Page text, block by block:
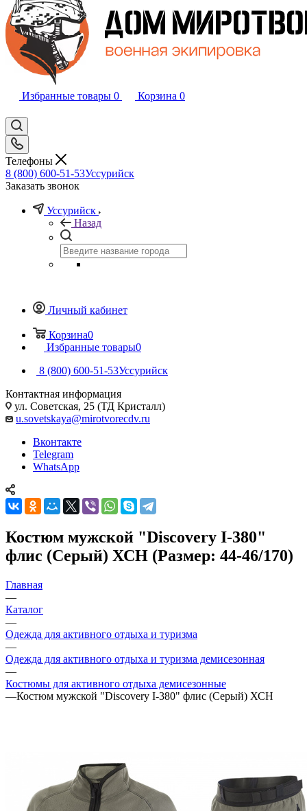
Избранные товары 0 Корзина 0
Телефоны
8 (800) 600-51-53Уссурийск
Заказать звонок
Уссурийск
Назад
Личный кабинет
Корзина0
Избранные товары0
8 (800) 600-51-53Уссурийск
Контактная информация
ул. Советская, 25 (ТД Кристалл)
u.sovetskaya@mirotvorecdv.ru
Вконтакте
Telegram
WhatsApp
Костюм мужской "Discovery I-380"
флис (Серый) ХСН (Размер: 44-46/170)
Главная
—
Каталог
—
Одежда для активного отдыха и туризма
—
Одежда для активного отдыха и туризма демисезонная
—
Костюмы для активного отдыха демисезонные
—Костюм мужской "Discovery I-380" флис (Серый) ХСН